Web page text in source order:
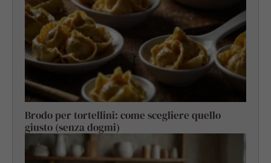
Brodo per tortellini: come scegliere quello
giusto (senza dogmi)